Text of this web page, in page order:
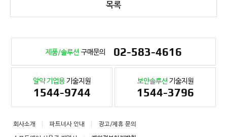
목록
제품/솔루션 구매문의 02-583-4616
알약 기업용기술지원
1544-9744
보안솔루션 기술지원
1544-3796
회사소개 파트너사 안내
광고/제휴 문의